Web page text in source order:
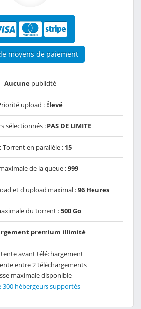
moyens de paiement
Aucunepublicité
upload : Élevé
sélectionnés : PAS DE LIMITE
Torrent en parallèle : 15
de la queue :999
et d'upload maximal :96 Heures
du torrent :500 Go
premium illimité
avant téléchargement
entre 2 téléchargements
maximale disponible
300 hébergeurs supportés